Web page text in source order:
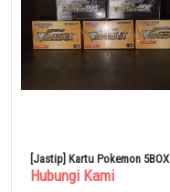
[Jastip] Kartu Pokemon 5BOX
Penjualan Massal VSTAR
Hubungi Kami